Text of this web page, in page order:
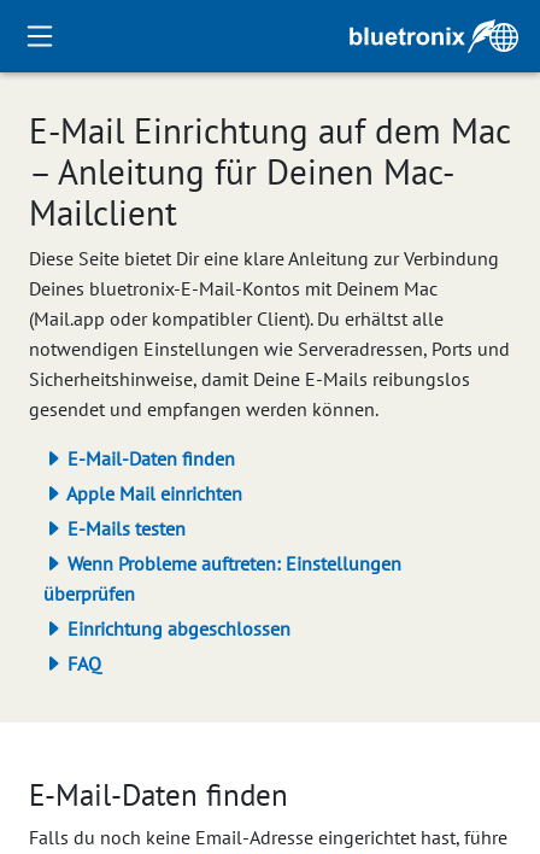
E-Mail Einrichtung auf dem Mac
– Anleitung für Deinen Mac-
Mailclient
Diese Seite bietet Dir eine klare Anleitung zur Verbindung
Deines bluetronix-E-Mail-Kontos mit Deinem Mac
(Mail.app oder kompatibler Client). Du erhältst alle
notwendigen Einstellungen wie Serveradressen, Ports und
Sicherheitshinweise, damit Deine E-Mails reibungslos
gesendet und empfangen werden können.
E-Mail-Daten finden
Apple Mail einrichten
E-Mails testen
Wenn Probleme auftreten: Einstellungen
überprüfen
Einrichtung abgeschlossen
FAQ
E-Mail-Daten finden
Falls du noch keine Email-Adresse eingerichtet hast, führe